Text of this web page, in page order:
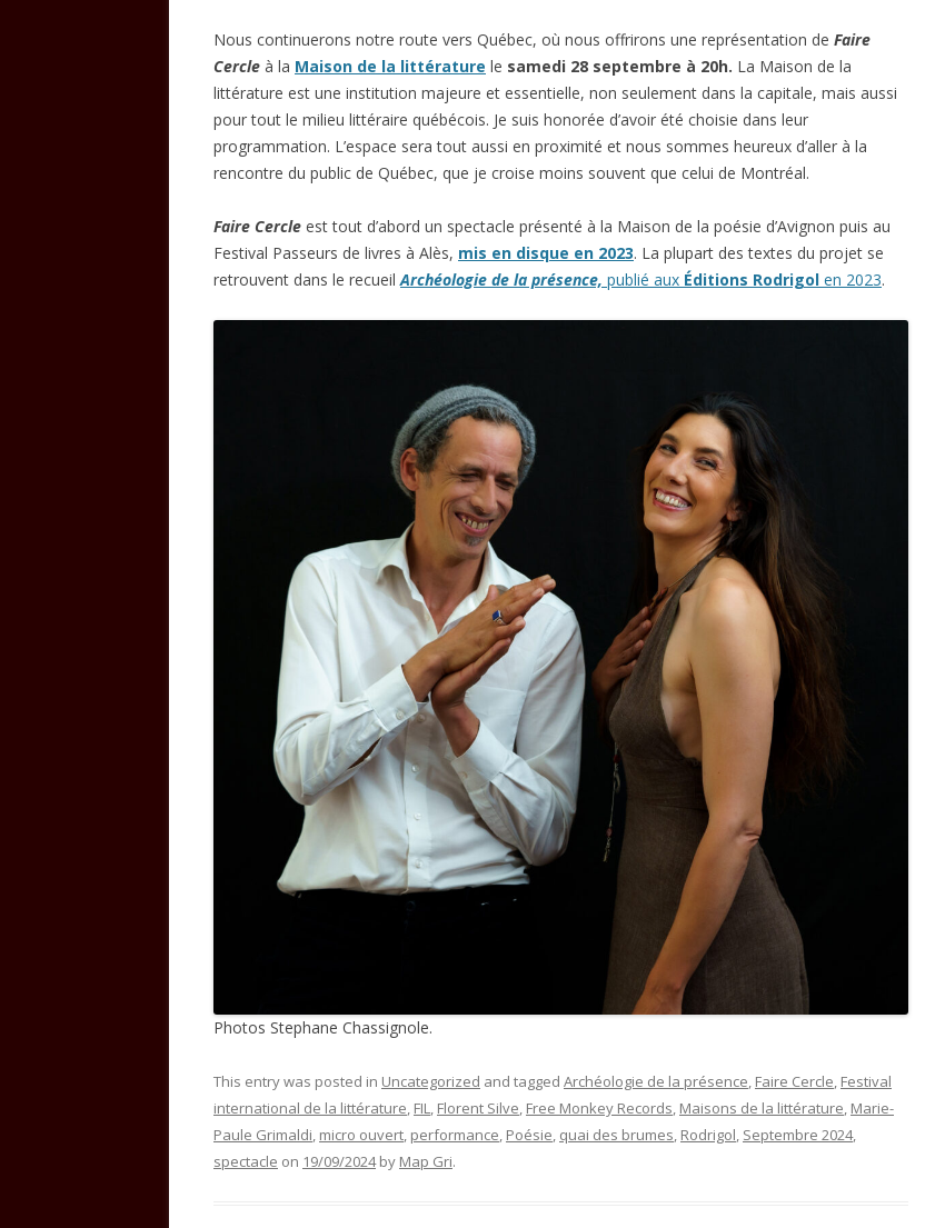
Nous continuerons notre route vers Québec, où nous offrirons une représentation de Faire
Cercle à la Maison de la littérature le samedi 28 septembre à 20h. La Maison de la
littérature est une institution majeure et essentielle, non seulement dans la capitale, mais aussi
pour tout le milieu littéraire québécois. Je suis honorée d’avoir été choisie dans leur
programmation. L’espace sera tout aussi en proximité et nous sommes heureux d’aller à la
rencontre du public de Québec, que je croise moins souvent que celui de Montréal.
Faire Cercle est tout d’abord un spectacle présenté à la Maison de la poésie d’Avignon puis au
Festival Passeurs de livres à Alès, mis en disque en 2023. La plupart des textes du projet se
retrouvent dans le recueilArchéologie de la présence, publié aux Éditions Rodrigol en 2023.
Photos Stephane Chassignole.
This entry was posted in Uncategorized and tagged Archéologie de la présence, Faire Cercle, Festival
international de la littérature, FIL, Florent Silve, Free Monkey Records, Maisons de la littérature, Marie-
Paule Grimaldi, micro ouvert, performance, Poésie, quai des brumes, Rodrigol, Septembre 2024,
spectacle on 19/09/2024by Map Gri.